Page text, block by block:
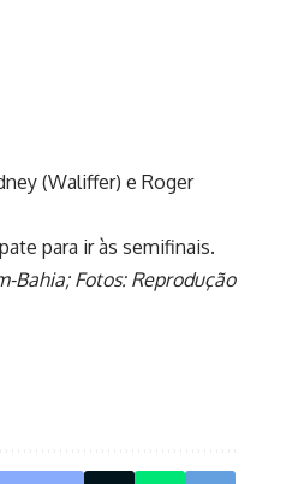
(Waliffer) e Roger
para ir às semifinais.
Bahia; Fotos: Reprodução